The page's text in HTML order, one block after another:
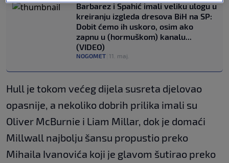
Barbarez i Spahić imali veliku ulogu u
kreiranju izgleda dresova BiH na SP:
Dobit ćemo ih uskoro, osim ako
zapnu u (hormuškom) kanalu...
(VIDEO)
NOGOMET 11. maj.
Hull je tokom većeg dijela susreta djelovao
opasnije, a nekoliko dobrih prilika imali su
Oliver McBurnie i Liam Millar, dok je domaći
Millwall najbolju šansu propustio preko
Mihaila Ivanovića koji je glavom šutirao preko